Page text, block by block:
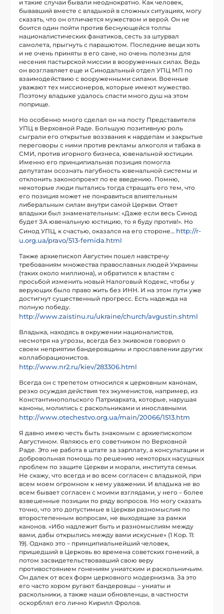
и такие случаи бывали неоднократно. Как человек,
бывавший вместе с владыкой в сложных ситуациях, могу
сказать, что он отличается мужеством и верой. Он не
боится один пойти против беснующейся толпы
националистических фанатиков, сесть за штурвал
самолета, прыгнуть с парашютом. Последние вещи хоть
и не очень приняты в его сане, но очень полезны для
несения пастырской миссии в вооруженных силах. Ведь
он возглавляет еще и Синодальный отдел УПЦ МП по
взаимодействию с вооруженными силами. Военные
уважают тех миссионеров, которые имеют мужество.
Поэтому владыке удалось спасти много душ на этом
поприще.
Но особенно много сделал он на посту Представителя
УПЦ в Верховной Раде. Большую позитивную роль
сыграли его открытые воззвания к нардепам и закрытые
переговоры с ними против рекламы алкоголя и табака в
СМИ, против игорного бизнеса, ювенальной юстиции.
Именно его принципиальная позиция помогла
депутатам осознать пагубность ювенальной системы и
отклонить законопроект по ее введению. Помню,
некоторые люди пытались тогда стращать его тем, что
его позиция может не понравиться влиятельным
либеральным силам внутри самой Церкви. Ответ
владыки был знаменательным: «Даже если весь Синод
будет ЗА ювенальную юстицию, то я буду против!». Но
Синод УПЦ, к счастью, оказался на его стороне… http://r-
u.org.ua/pravo/513-femida.html
Также архиепископ Августин пошел навстречу
требованиям множества православных людей Украины
(таких около миллиона), и обратился к властям с
просьбой изменить новый Налоговый Кодекс, чтобы у
верующих было право жить без ИНН. И на этом пути уже
достигнут существенный прогресс. Есть надежда на
полную победу.
http://www.zaistinu.ru/ukraine/church/avgustin.shtml
Владыка, находясь в окружении националистов,
несмотря на угрозы, всегда без экивоков говорил о
своем неприятии бандеровщины и прославлении других
коллаборационистов.
http://www.nr2.ru/kiev/283306.html
Всегда он с трепетом относился к церковным канонам,
резко осуждая действия тех экуменистов, например, из
Константинопольского Патриархата, которые, нарушая
каноны, молились с раскольниками и инославными.
http://www.otechestvo.org.ua/main/20066/1513.htm
Я давно имею честь быть знакомым с архиепископом
Августином. Являюсь его советником по Верховной
Раде. Это не работа в штате за зарплату, а консультации и
добровольная помощь по решению некоторых насущных
проблем по защите Церкви и морали, института семьи.
Не скажу, что всегда и во всем согласен с владыкой, при
всем моем огромном к нему уважении. И владыка не во
всем бывает согласен с моими взглядами, у него – более
взвешенные позиции по ряду вопросов. Но могу сказать
точно, что это допустимые в Церкви разномыслия по
второстепенным вопросам, не выходящие за рамки
канонов. «Ибо надлежит быть и разномыслиям между
вами, дабы открылись между вами искусные» (1 Кор. 11:
19). Однако это – принципиальнейший человек,
пришедший в Церковь во времена советских гонений, а
потом засвидетельствовавший свою веру
противостоянием гонениям униатским и раскольничьим.
Он далек от всех форм церковного модернизма. За это
его часто хором ругают бандеровцы – униаты и
раскольники, а также наши обновленцы, в частности
оскорблял его лично Кирилл Фролов.